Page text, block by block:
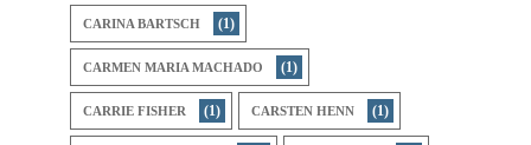
CARINA BARTSCH (1)
CARMEN MARIA MACHADO (1)
CARRIE FISHER (1) CARSTEN HENN (1)